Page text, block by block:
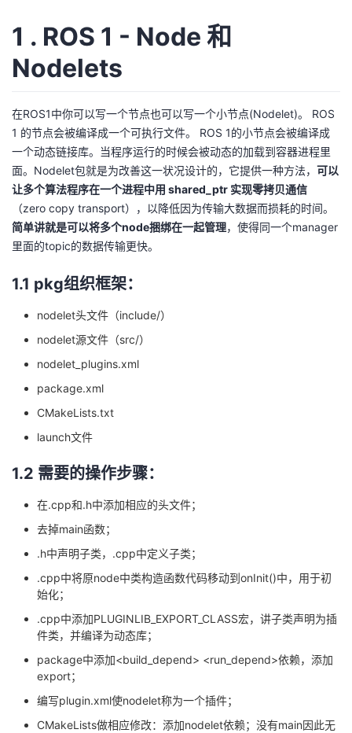
者
我
博
客
的
论
坛
我
的
圈
子
我
的
直
播
我
的
活
我
的
注
我
开
者
学
我
的
课
程
我
的
认
证
我
的
实
我
的
的
Programs
我
支
持
的
技
术
支
持
我
的
云
声
建
1 . ROS 1 - Node 和
Nodelets
在ROS1中你可以写一个节点也可以写一个小节点(Nodelet)。 ROS
1 的节点会被编译成一个可执行文件。 ROS 1的小节点会被编译成
一个动态链接库。当程序运行的时候会被动态的加载到容器进程里
面。Nodelet包就是为改善这一状况设计的，它提供一种方法， 可以
让多个算法程序在一个进程中用 shared_ptr 实现零拷贝通信
（zero copy transport），以降低因为传输大数据而损耗的时间。
简单讲就是可以将多个node捆绑在一起管理，使得同一个manager
里面的topic的数据传输更快。
1.1 pkg组织框架：
nodelet头文件（include/）
nodelet源文件（src/）
nodelet_plugins.xml
package.xml
CMakeLists.txt
launch文件
1.2 需要的操作步骤：
在.cpp和.h中添加相应的头文件；
去掉main函数；
.h中声明子类，.cpp中定义子类；
.cpp中将原node中类构造函数代码移动到onInit()中，用于初
始化；
.cpp中添加PLUGINLIB_EXPORT_CLASS宏，讲子类声明为插
件类，并编译为动态库；
package中添加<build_depend> <run_depend>依赖，添加
export；
编写plugin.xml使nodelet称为一个插件；
CMakeLists做相应修改：添加nodelet依赖；没有main因此无